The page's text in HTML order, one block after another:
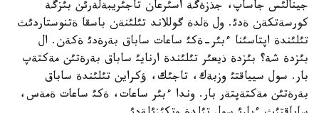
جينالئس جاساپ، جذزةگة اسئرعان تاجئريبةلةرئن بئزگة
كورسةتكةن ةدئ. ول ةلدة گوللاند تئلئنةن باسقا ةتنوستاردئث
تئلئندة اپتاسئنا ءبئر-ةكئ ساعات ساباق بةرةدئ ةكةن. ال
بئزدة شة؟ بئزدة ذيعئر تئلئندة ارنايئ ساباق بةرةتئن مةكتةپ
بار. سول سيياقتئ وزبةك، تاجئك، ؤكراين تئلئندة ساباق
بةرةتئن مةكتةپتةر بار. وندا ءبئر ساعات، ةكئ ساعات ةمةس،